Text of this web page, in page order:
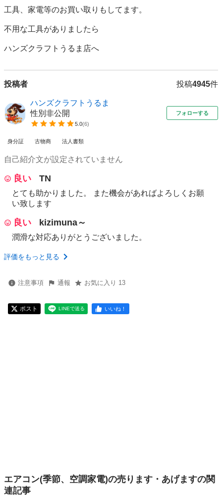
工具、家電等のお買い取りもしてます。
不用な工具がありましたら
投稿者 投稿4945件
ハンズクラフトうるま
性別非公開
5.0(6)
フォローする
身分証 古物商 法人書類
自己紹介文が設定されていません
良い TN
とても助かりました。 また機会があればよろしくお願
い致します
良い kizimuna～
潤滑な対応ありがとうございました。
評価をもっと見る
注意事項 通報 お気に入り 13
ポスト LINEで送る いいね！
エアコン(季節、空調家電)の売ります・あげますの関
連記事